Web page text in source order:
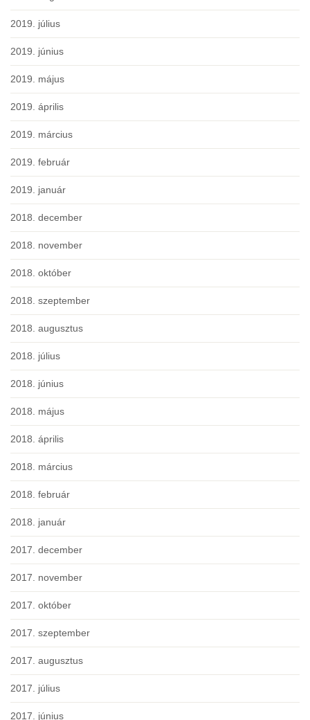
2019. július
2019. június
2019. május
2019. április
2019. március
2019. február
2019. január
2018. december
2018. november
2018. október
2018. szeptember
2018. augusztus
2018. július
2018. június
2018. május
2018. április
2018. március
2018. február
2018. január
2017. december
2017. november
2017. október
2017. szeptember
2017. augusztus
2017. július
2017. június